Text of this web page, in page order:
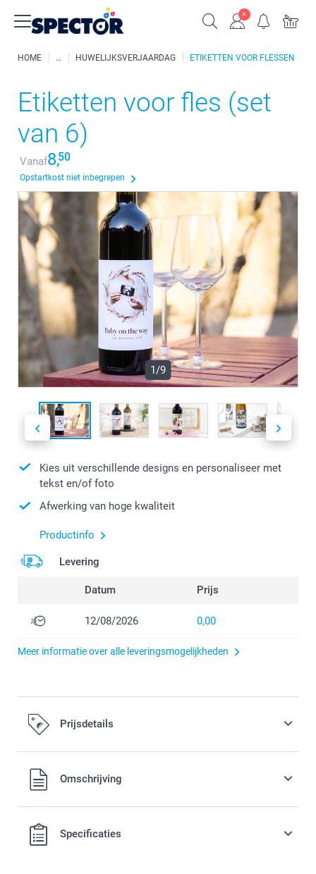
HOME HUWELIJKSVERJAARDAG ETIKETTEN VOOR FLESSEN
Etiketten voor fles (set
van 6)
Vanaf8,50
Opstartkost niet inbegrepen
1/9
Kies uit verschillende designs en personaliseer met
tekst en/of foto
Afwerking van hoge kwaliteit
Productinfo
Levering
Datum Prijs
12/08/2026 0,00
Meer informatie over alle leveringsmogelijkheden
Prijsdetails
Alle prijzen zijn inclusief BTW
Omschrijving
Specificaties